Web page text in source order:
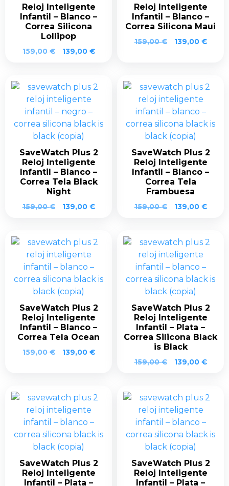
Reloj Inteligente
Infantil – Blanco –
Correa Silicona
Lollipop
159,00€
El
era:
159,00 €.
139,00 €El
139,00 €.
Reloj Inteligente
Infantil – Blanco –
Correa Silicona Maui
159,00€
El
159,00 €.
139,00 €El
SaveWatch Plus 2
Reloj Inteligente
Infantil – Blanco –
Correa Tela Black
Night
159,00€
El
era:
159,00 €.
139,00 €El
139,00 €.
SaveWatch Plus 2
Reloj Inteligente
Infantil – Blanco –
Correa Tela
Frambuesa
159,00€
El
era:
159,00 €.
139,00 €El
SaveWatch Plus 2
Reloj Inteligente
Infantil – Blanco –
Correa Tela Ocean
159,00€
El
159,00 €.
139,00 €El
139,00 €.
SaveWatch Plus 2
Reloj Inteligente
Infantil – Plata –
Correa Silicona Black
is Black
159,00€
El
era:
159,00 €.
139,00 €El
SaveWatch Plus 2
Reloj Inteligente
Infantil – Plata –
SaveWatch Plus 2
Reloj Inteligente
Infantil – Plata –